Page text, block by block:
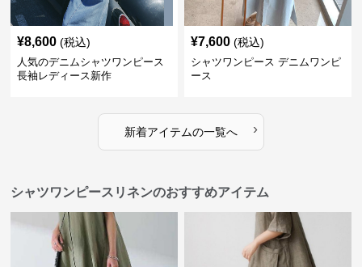
¥8,600 (税込)
人気のデニムシャツワンピース
長袖レディース新作
¥7,600 (税込)
シャツワンピース デニムワンピ
ース
新着アイテムの一覧へ ›
シャツワンピースリネンのおすすめアイテム